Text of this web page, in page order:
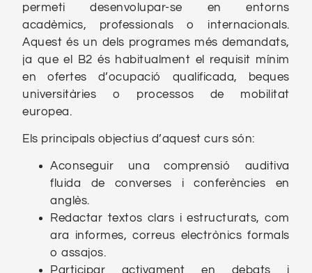
permeti desenvolupar-se en entorns
acadèmics, professionals o internacionals.
Aquest és un dels programes més demandats,
ja que el B2 és habitualment el requisit mínim
en ofertes d’ocupació qualificada, beques
universitàries o processos de mobilitat
europea.
Els principals objectius d’aquest curs són:
Aconseguir una comprensió auditiva
fluida de converses i conferències en
anglès.
Redactar textos clars i estructurats, com
ara informes, correus electrònics formals
o assajos.